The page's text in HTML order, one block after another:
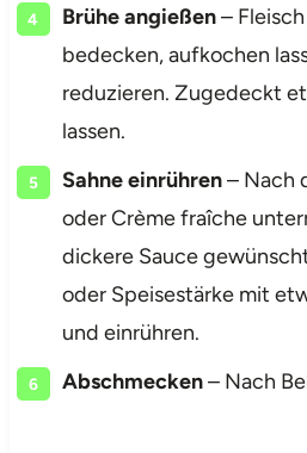
Brühe angießen–
bedecken, aufkochen
reduzieren. Zugedeckt
lassen.
Sahne einrühren– Nach
oder Crème fraîche
dickere Sauce
oder Speisestärke mit
und einrühren.
Abschmecken– Nach